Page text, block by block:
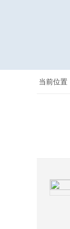
当前位置